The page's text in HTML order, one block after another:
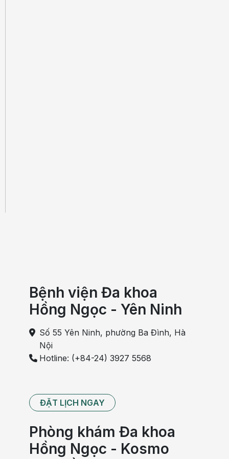
Bệnh viện Đa khoa
Hồng Ngọc - Yên Ninh
Số 55 Yên Ninh, phường Ba Đình, Hà
Nội
Hotline: (+84-24) 3927 5568
ĐẶT LỊCH NGAY
Phòng khám Đa khoa
Hồng Ngọc - Kosmo